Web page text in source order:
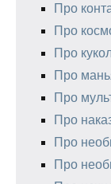
Про
Про
Про
Про
Про
Про
Про
Про